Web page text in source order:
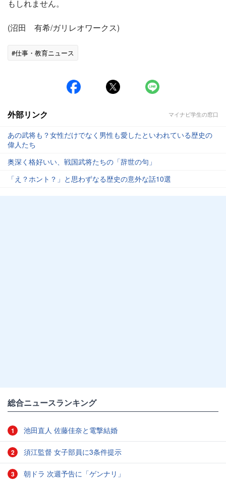
もしれません。
(沼田 有希/ガリレオワークス)
#仕事・教育ニュース
外部リンク マイナビ学生の窓口
あの武将も？女性だけでなく男性も愛したといわれている歴史の
偉人たち
奥深く格好いい、戦国武将たちの「辞世の句」
「え？ホント？」と思わずなる歴史の意外な話10選
総合ニュースランキング
1 池田直人 佐藤佳奈と電撃結婚
2 須江監督 女子部員に3条件提示
3 朝ドラ 次週予告に「ゲンナリ」